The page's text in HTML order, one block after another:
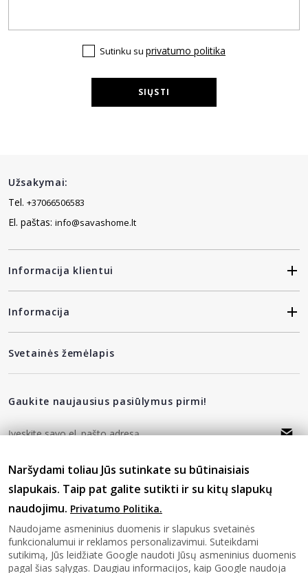
Sutinku su privatumo politika
SIŲSTI
Užsakymai:
Tel. +37066506583
El. paštas: info@savashome.lt
Informacija klientui
Informacija
Svetainės žemėlapis
Gaukite naujausius pasiūlymus pirmi!
Sutinku suprivatumo politika
Sekite mus
Naršydami toliau Jūs sutinkate su būtinaisiais
slapukais. Taip pat galite sutikti ir su kitų slapukų
naudojimu. Privatumo Politika.
Naudojame asmeninius duomenis ir slapukus svetainės
funkcionalumui ir reklamos personalizavimui. Suteikdami
sutikimą, Jūs leidžiate Google naudoti Jūsų asmeninius duomenis
pagal šias sąlygas. Daugiau informacijos, kaip Google naudoja